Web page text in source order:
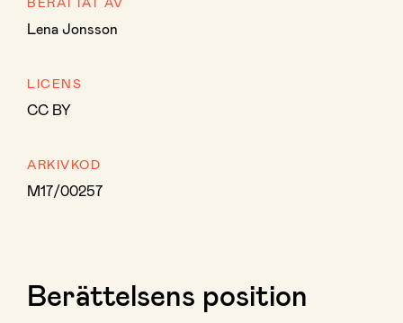
Lena Jonsson
LICENS
CC BY
ARKIVKOD
M17/00257
Berättelsens position